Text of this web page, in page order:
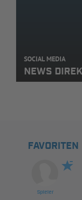
SOCIAL MEDIA
NEWS
FAVORITEN
Spieler